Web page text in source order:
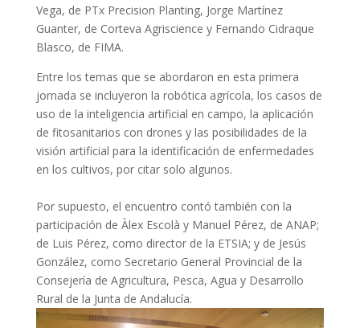
Vega, de PTx Precision Planting, Jorge Martínez
Guanter, de Corteva Agriscience y Fernando Cidraque
Blasco, de FIMA.
Entre los temas que se abordaron en esta primera
jornada se incluyeron la robótica agrícola, los casos de
uso de la inteligencia artificial en campo, la aplicación
de fitosanitarios con drones y las posibilidades de la
visión artificial para la identificación de enfermedades
en los cultivos, por citar solo algunos.
Por supuesto, el encuentro contó también con la
participación de Àlex Escolà y Manuel Pérez, de ANAP;
de Luis Pérez, como director de la ETSIA; y de Jesús
González, como Secretario General Provincial de la
Consejería de Agricultura, Pesca, Agua y Desarrollo
Rural de la Junta de Andalucía.